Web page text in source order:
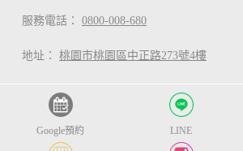
服務電話： 0800-008-680
地址： 桃園市桃園區中正路273號4樓
Google預約 LINE